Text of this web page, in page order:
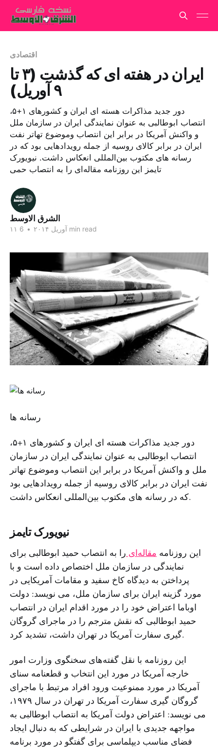
اقتصادی
ایران در هفته ای که گذشت (۳ تا
۹ آوریل)
دور جدید مذاکرات هسته ای ایران و کشورهای ۱+۵،
انتصاب ابوطالبی به عنوان نمایندگی ایران در سازمان ملل
و واکنش آمریکا در برابر این انتصاب وموضوع تهاتر نفت
ایران در برابر کالای روسیه از جمله رویدادهایی بود که در
رسانه‌ های مکتوب بین‌المللی انعکاس داشت. نیویورک
تایمز این روزنامه مقاله‌ای را به انتصاب حمی
الشرق الاوسط
۱۱ آوریل ۲۰۱۴ • 6 min read
رسانه ها
دور جدید مذاکرات هسته ای ایران و کشورهای ۱+۵،
انتصاب ابوطالبی به عنوان نمایندگی ایران در سازمان
ملل و واکنش آمریکا در برابر این انتصاب وموضوع تهاتر
نفت ایران در برابر کالای روسیه از جمله رویدادهایی بود
که در رسانه‌ های مکتوب بین‌المللی انعکاس داشت.
نیویورک تایمز
این روزنامه مقاله‌ای را به انتصاب حمید ابوطالبی برای
نمایندگی در سازمان ملل اختصاص داده است و با
پرداختن به دیدگاه کاخ سفید و مقامات آمریکایی در
مورد گزینه ایران برای سازمان ملل، می نویسد: دولت
اوباما اعتراض خود را در مورد اقدام ایران در انتصاب
حمید ابوطالبی که نقش مترجم را در ماجرای گروگان
گیری سفارت آمریکا در تهران داشت، تشدید کرد.
این روزنامه با نقل گفته‌های سخنگوی وزارت امور
خارجه آمریکا در مورد این انتخاب و قطعنامه سنای
آمریکا در مورد ممنوعیت ورود افراد مرتبط با ماجرای
گروگان گیری سفارت آمریکا در تهران در سال ۱۹۷۹،
می نویسد: اعتراض دولت آمریکا به انتصاب ابوطالبی به
مواجهه جدیدی با ایران در شرایطی که به دنبال ایجاد
فضای مناسب دیپلماسی برای گفتگو در مورد برنامه